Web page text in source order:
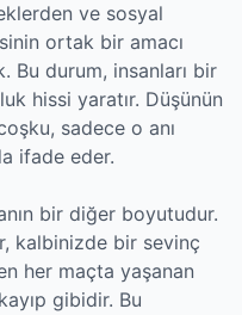
ve sosyal
ortak bir amacı
Bu durum, insanları bir
hissi yaratır. Düşünün
sadece o anı
ifade eder.
bir diğer boyutudur.
kalbinizde bir sevinç
her maçta yaşanan
gibidir. Bu